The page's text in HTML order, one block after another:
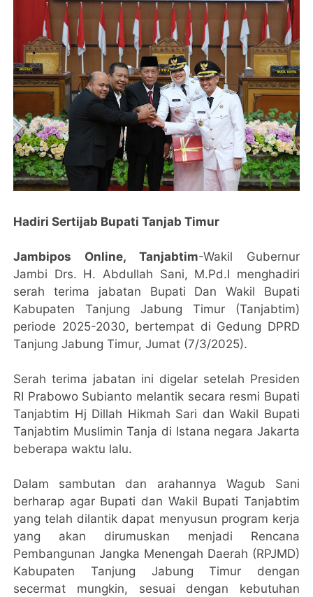
Hadiri Sertijab Bupati Tanjab Timur
Jambipos Online, Tanjabtim-Wakil Gubernur
Jambi Drs. H. Abdullah Sani, M.Pd.I menghadiri
serah terima jabatan Bupati Dan Wakil Bupati
Kabupaten Tanjung Jabung Timur (Tanjabtim)
periode 2025-2030, bertempat di Gedung DPRD
Tanjung Jabung Timur, Jumat (7/3/2025).
Serah terima jabatan ini digelar setelah Presiden
RI Prabowo Subianto melantik secara resmi Bupati
Tanjabtim Hj Dillah Hikmah Sari dan Wakil Bupati
Tanjabtim Muslimin Tanja di Istana negara Jakarta
beberapa waktu lalu.
Dalam sambutan dan arahannya Wagub Sani
berharap agar Bupati dan Wakil Bupati Tanjabtim
yang telah dilantik dapat menyusun program kerja
yang akan dirumuskan menjadi Rencana
Pembangunan Jangka Menengah Daerah (RPJMD)
Kabupaten Tanjung Jabung Timur dengan
secermat mungkin, sesuai dengan kebutuhan